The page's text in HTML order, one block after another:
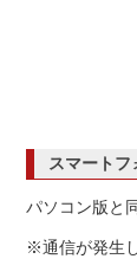
スマート
パソコン版と
※通信が発生